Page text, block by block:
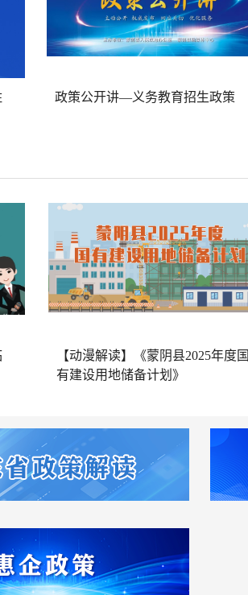
政策公开讲—义务教育招生政策
【动漫解读】《蒙阴县2025年度国
有建设用地储备计划》